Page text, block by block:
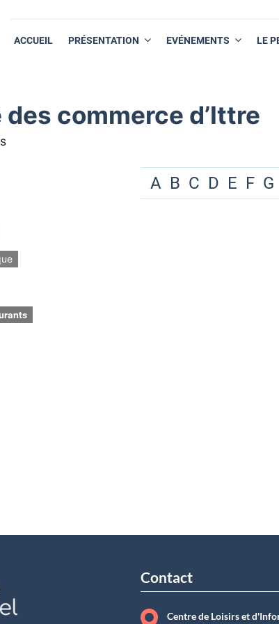
ACCUEIL PRÉSENTATION EVÉNEMENTS LE
commerce d’Ittre
A B C D E F G
Contact
Centre de Loisirs et